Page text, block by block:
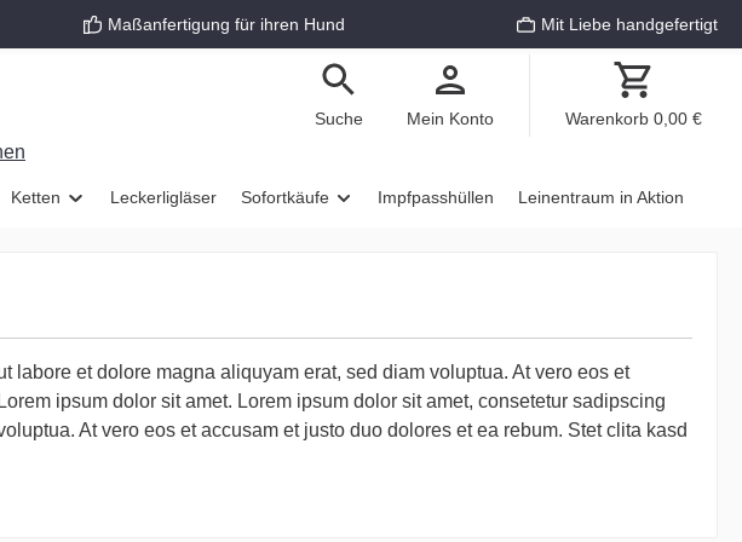
Maßanfertigung für ihren Hund Mit Liebe handgefertigt
Suche Mein Konto Warenkorb 0,00 €
Ketten Leckerligläser Sofortkäufe Impfpasshüllen Leinentraum in Aktion
labore et dolore magna aliquyam erat, sed diam voluptua. At vero eos et
ipsum dolor sit amet. Lorem ipsum dolor sit amet, consetetur sadipscing
At vero eos et accusam et justo duo dolores et ea rebum. Stet clita kasd